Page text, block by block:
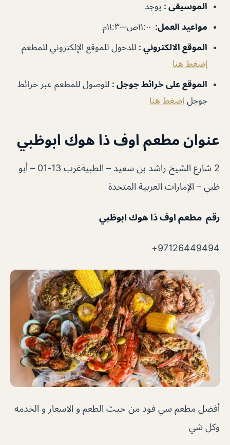
الموسيقى : يوجد
مواعيد العمل: ١١:٠٠ص–١١:٣٠م
الموقع الالكتروني : للدخول للموقع الإلكتروني للمطعم
إضغط هنا
الموقع على خرائط جوجل : للوصول للمطعم عبر خرائط
جوجل اضغط هنا
عنوان مطعم اوف ذا هوك ابوظبي
2 شارع الشيخ راشد بن سعيد – الطبيةغرب 13-01 – أبو
ظبي – الإمارات العربية المتحدة
رقم مطعم اوف ذا هوك ابوظبي
97126449494+
أفضل مطعم سي فود من حيث الطعم و الاسعار و الخدمه
وكل شي